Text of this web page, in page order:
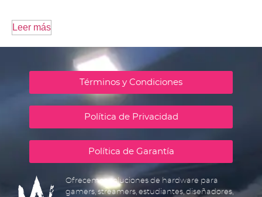
Leer más
Términos y Condiciones
Política de Privacidad
Política de Garantía
Ofrecemos soluciones de hardware para
gamers, streamers, estudiantes, diseñadores,